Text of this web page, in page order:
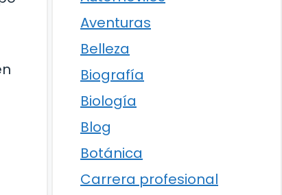
Aventuras
Belleza
Biografía
Biología
Blog
Botánica
Carrera profesional